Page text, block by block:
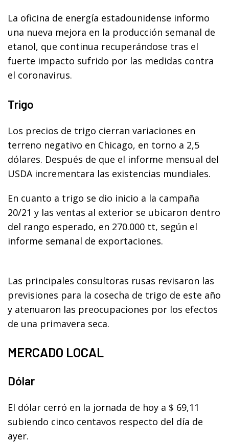
La oficina de energía estadounidense informo
una nueva mejora en la producción semanal de
etanol, que continua recuperándose tras el
fuerte impacto sufrido por las medidas contra
el coronavirus.
Trigo
Los precios de trigo cierran variaciones en
terreno negativo en Chicago, en torno a 2,5
dólares. Después de que el informe mensual del
USDA incrementara las existencias mundiales.
En cuanto a trigo se dio inicio a la campaña
20/21 y las ventas al exterior se ubicaron dentro
del rango esperado, en 270.000 tt, según el
informe semanal de exportaciones.
Las principales consultoras rusas revisaron las
previsiones para la cosecha de trigo de este año
y atenuaron las preocupaciones por los efectos
de una primavera seca.
MERCADO LOCAL
Dólar
El dólar cerró en la jornada de hoy a $ 69,11
subiendo cinco centavos respecto del día de
ayer.